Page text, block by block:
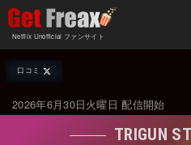
Netflix Unofficial ファンサイト
Netflix新
配信終了
口コミ
2026年6月30日火曜日 配信開始
TRIGUN